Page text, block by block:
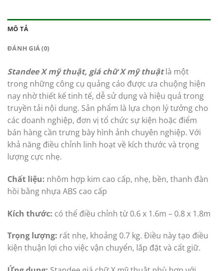
MÔ TẢ
ĐÁNH GIÁ (0)
Standee X mỹ thuật, giá chữ X mỹ thuậtlà một
trong những công cụ quảng cáo được ưa chuộng hiện
nay nhờ thiết kế tinh tế, dễ sử dụng và hiệu quả trong
truyền tải nội dung. Sản phẩm là lựa chọn lý tưởng cho
các doanh nghiệp, đơn vị tổ chức sự kiện hoặc điểm
bán hàng cần trưng bày hình ảnh chuyên nghiệp. Với
khả năng điều chỉnh linh hoạt về kích thước và trọng
lượng cực nhẹ.
Chất liệu: nhôm hợp kim cao cấp, nhẹ, bền, thanh đàn
hồi bằng nhựa ABS cao cấp
Kích thước: có thể điều chỉnh từ 0.6 x 1.6m – 0.8 x 1.8m
Trọng lượng: rất nhẹ, khoảng 0.7 kg. Điều này tạo điều
kiện thuận lợi cho việc vận chuyển, lắp đặt và cất giữ.